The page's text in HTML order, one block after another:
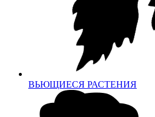
ВЬЮЩИЕСЯ РАСТЕНИЯ